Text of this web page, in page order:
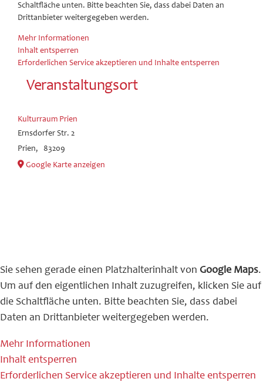
Veranstaltungsort
Kulturraum Prien
Ernsdorfer Str. 2
Prien,
83209
Google Karte anzeigen
Schaltfläche unten. Bitte beachten Sie, dass dabei Daten an
Drittanbieter weitergegeben werden.
Mehr Informationen
Inhalt entsperren
Erforderlichen Service akzeptieren und Inhalte entsperren
Sie sehen gerade einen Platzhalterinhalt von Google Maps.
Um auf den eigentlichen Inhalt zuzugreifen, klicken Sie auf
die Schaltfläche unten. Bitte beachten Sie, dass dabei
Daten an Drittanbieter weitergegeben werden.
Mehr Informationen
Inhalt entsperren
Erforderlichen Service akzeptieren und Inhalte entsperren